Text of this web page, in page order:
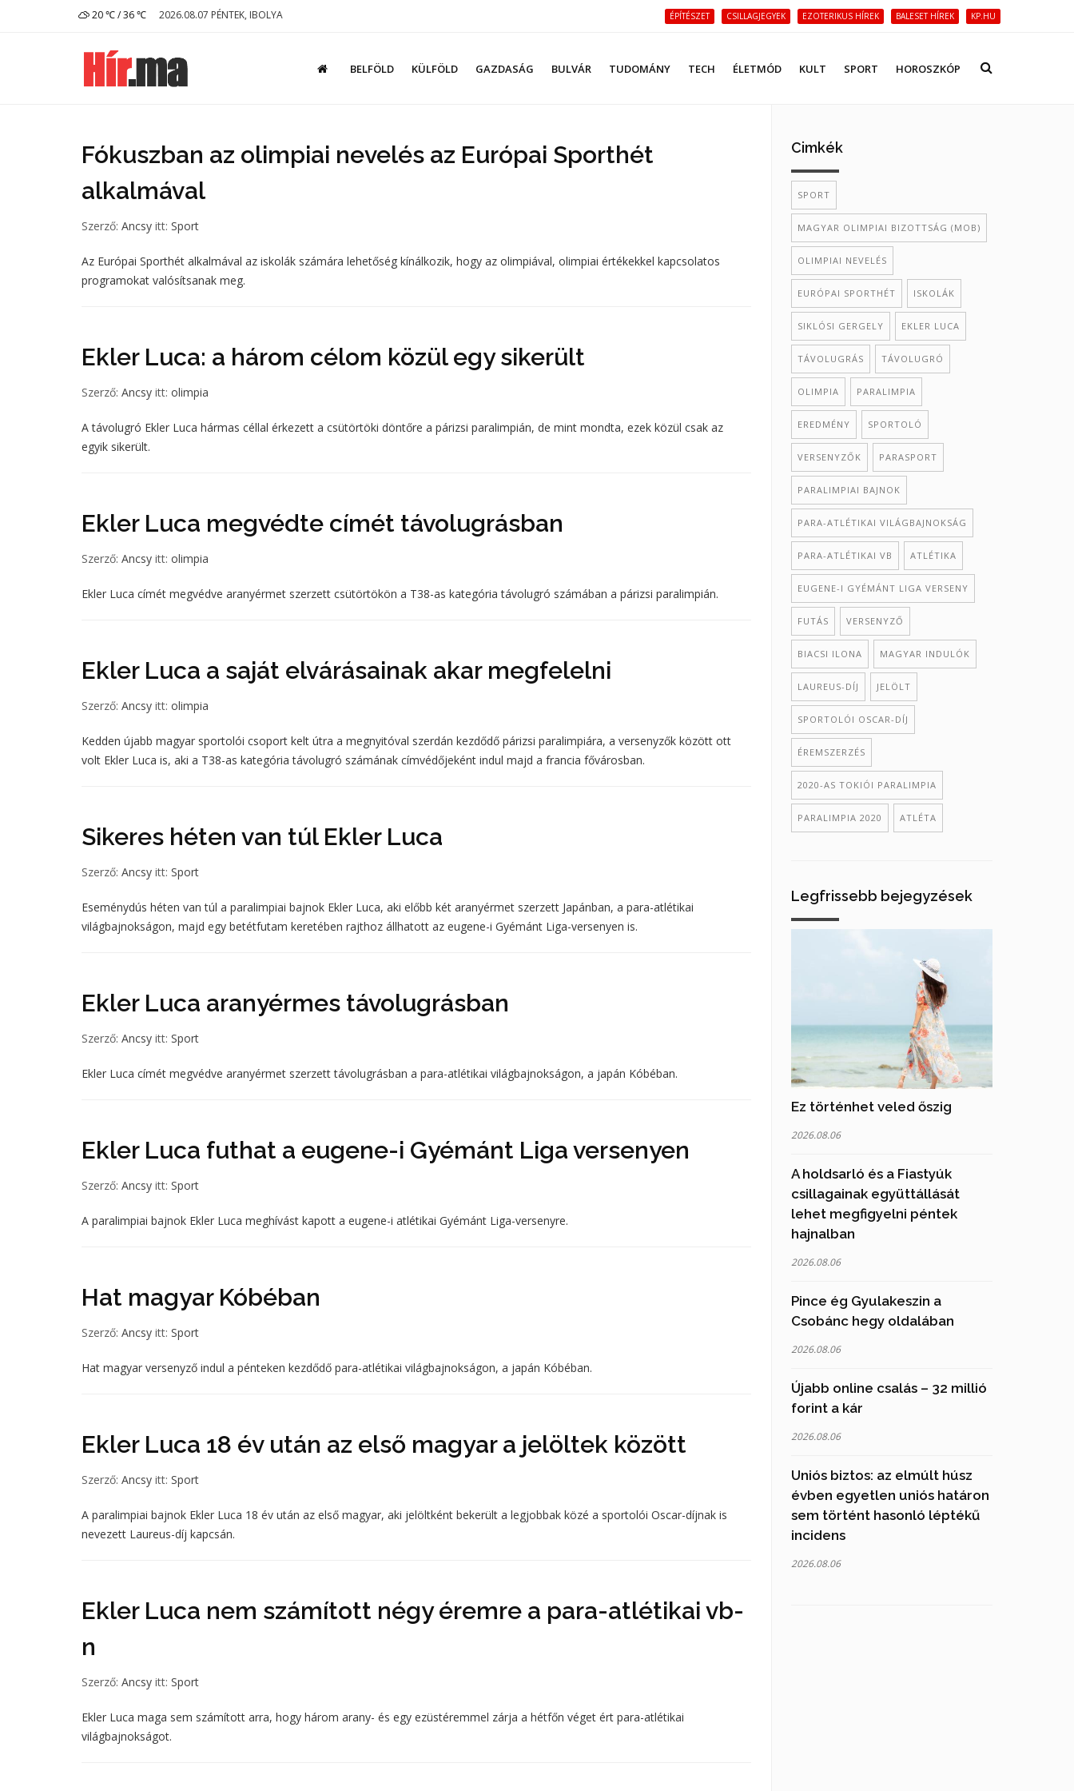
20 ℃ / 36 ℃ 2026.08.07 PÉNTEK, IBOLYA ÉPÍTÉSZET CSILLAGJEGYEK EZOTERIKUS HÍREK BALESET HÍREK KP.HU
BELFÖLD KÜLFÖLD GAZDASÁG BULVÁR TUDOMÁNY TECH ÉLETMÓD KULT SPORT HOROSZKÓP
Fókuszban az olimpiai nevelés az Európai Sporthét
alkalmával
Szerző: Ancsy itt: Sport
Az Európai Sporthét alkalmával az iskolák számára lehetőség kínálkozik, hogy az olimpiával, olimpiai értékekkel kapcsolatos
programokat valósítsanak meg.
Ekler Luca: a három célom közül egy sikerült
Szerző: Ancsy itt: olimpia
A távolugró Ekler Luca hármas céllal érkezett a csütörtöki döntőre a párizsi paralimpián, de mint mondta, ezek közül csak az
egyik sikerült.
Ekler Luca megvédte címét távolugrásban
Szerző: Ancsy itt: olimpia
Ekler Luca címét megvédve aranyérmet szerzett csütörtökön a T38-as kategória távolugró számában a párizsi paralimpián.
Ekler Luca a saját elvárásainak akar megfelelni
Szerző: Ancsy itt: olimpia
Kedden újabb magyar sportolói csoport kelt útra a megnyitóval szerdán kezdődő párizsi paralimpiára, a versenyzők között ott
volt Ekler Luca is, aki a T38-as kategória távolugró számának címvédőjeként indul majd a francia fővárosban.
Sikeres héten van túl Ekler Luca
Szerző: Ancsy itt: Sport
Eseménydús héten van túl a paralimpiai bajnok Ekler Luca, aki előbb két aranyérmet szerzett Japánban, a para-atlétikai
világbajnokságon, majd egy betétfutam keretében rajthoz állhatott az eugene-i Gyémánt Liga-versenyen is.
Ekler Luca aranyérmes távolugrásban
Szerző: Ancsy itt: Sport
Ekler Luca címét megvédve aranyérmet szerzett távolugrásban a para-atlétikai világbajnokságon, a japán Kóbéban.
Ekler Luca futhat a eugene-i Gyémánt Liga versenyen
Szerző: Ancsy itt: Sport
A paralimpiai bajnok Ekler Luca meghívást kapott a eugene-i atlétikai Gyémánt Liga-versenyre.
Hat magyar Kóbéban
Szerző: Ancsy itt: Sport
Hat magyar versenyző indul a pénteken kezdődő para-atlétikai világbajnokságon, a japán Kóbéban.
Ekler Luca 18 év után az első magyar a jelöltek között
Szerző: Ancsy itt: Sport
A paralimpiai bajnok Ekler Luca 18 év után az első magyar, aki jelöltként bekerült a legjobbak közé a sportolói Oscar-díjnak is
nevezett Laureus-díj kapcsán.
Ekler Luca nem számított négy éremre a para-atlétikai vb-
n
Szerző: Ancsy itt: Sport
Ekler Luca maga sem számított arra, hogy három arany- és egy ezüstéremmel zárja a hétfőn véget ért para-atlétikai
világbajnokságot.
Cimkék
SPORT
MAGYAR OLIMPIAI BIZOTTSÁG (MOB)
OLIMPIAI NEVELÉS
EURÓPAI SPORTHÉT ISKOLÁK
SIKLÓSI GERGELY EKLER LUCA
TÁVOLUGRÁS TÁVOLUGRÓ
OLIMPIA PARALIMPIA
EREDMÉNY SPORTOLÓ
VERSENYZŐK PARASPORT
PARALIMPIAI BAJNOK
PARA-ATLÉTIKAI VILÁGBAJNOKSÁG
PARA-ATLÉTIKAI VB ATLÉTIKA
EUGENE-I GYÉMÁNT LIGA VERSENY
FUTÁS VERSENYZŐ
BIACSI ILONA MAGYAR INDULÓK
LAUREUS-DÍJ JELÖLT
SPORTOLÓI OSCAR-DÍJ
ÉREMSZERZÉS
2020-AS TOKIÓI PARALIMPIA
PARALIMPIA 2020 ATLÉTA
Legfrissebb bejegyzések
Ez történhet veled őszig
2026.08.06
A holdsarló és a Fiastyúk
csillagainak együttállását
lehet megfigyelni péntek
hajnalban
2026.08.06
Pince ég Gyulakeszin a
Csobánc hegy oldalában
2026.08.06
Újabb online csalás – 32 millió
forint a kár
2026.08.06
Uniós biztos: az elmúlt húsz
évben egyetlen uniós határon
sem történt hasonló léptékű
incidens
2026.08.06